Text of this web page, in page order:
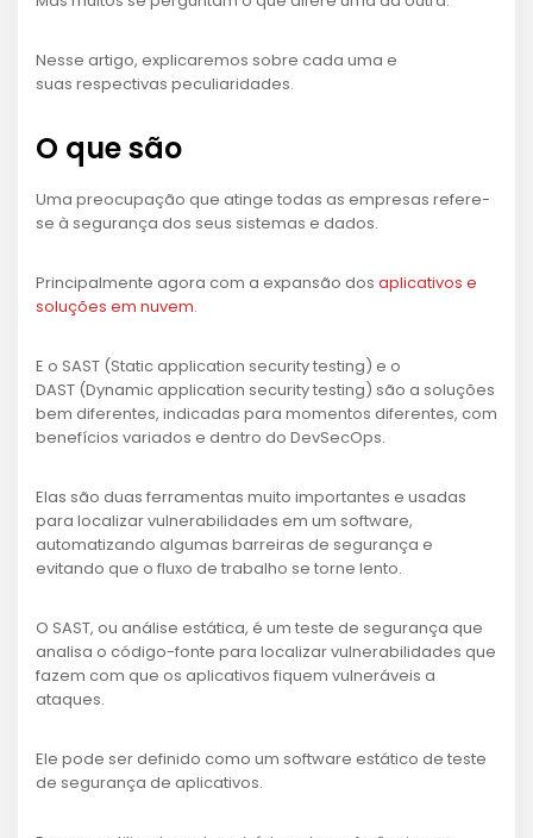
Nesse artigo, explicaremos sobre cada uma e
suas respectivas peculiaridades.
O que são
Uma preocupação que atinge todas as empresas refere-
se à segurança dos seus sistemas e dados.
Principalmente agora com a expansão dos aplicativos e
soluções em nuvem.
E o SAST (Static application security testing) e o
DAST (Dynamic application security testing) são a soluções
bem diferentes, indicadas para momentos diferentes, com
benefícios variados e dentro do DevSecOps.
Elas são duas ferramentas muito importantes e usadas
para localizar vulnerabilidades em um software,
automatizando algumas barreiras de segurança e
evitando que o fluxo de trabalho se torne lento.
O SAST, ou análise estática, é um teste de segurança que
analisa o código-fonte para localizar vulnerabilidades que
fazem com que os aplicativos fiquem vulneráveis a
ataques.
Ele pode ser definido como um software estático de teste
de segurança de aplicativos.